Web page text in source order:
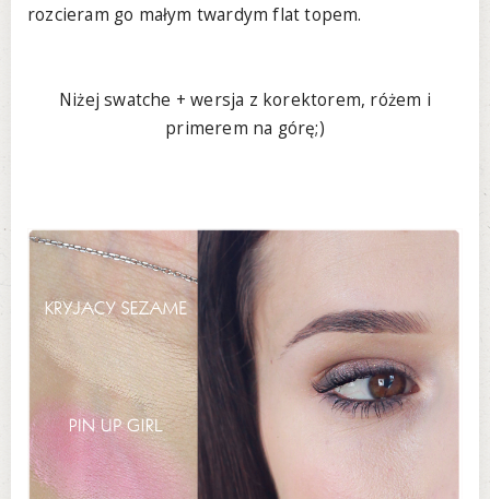
rozcieram go małym twardym flat topem.
Niżej swatche + wersja z korektorem, różem i
primerem na górę;)